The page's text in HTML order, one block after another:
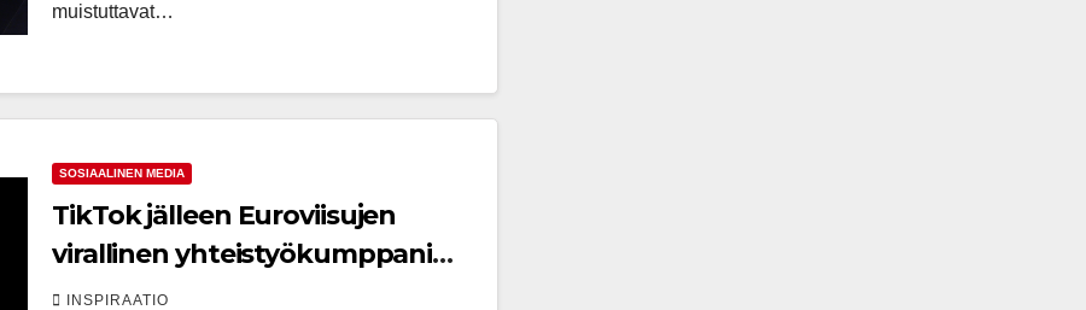
muistuttavat…
SOSIAALINEN MEDIA
TikTok jälleen Euroviisujen
virallinen yhteistyökumppani
vuonna 2024 – Sovelluksessa jo
INSPIRAATIO